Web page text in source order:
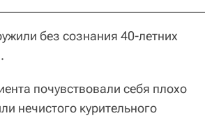
без сознания 40-летних
почувствовали себя плохо
нечистого курительного